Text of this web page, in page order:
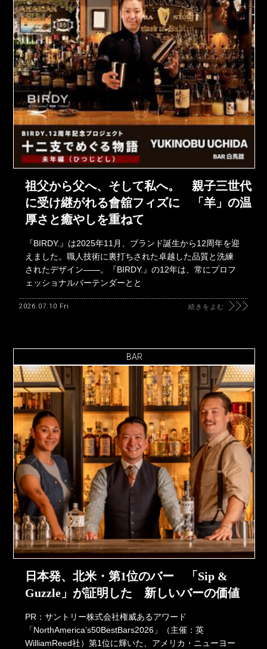
祖父から父へ、そして私へ。 親子三世代
に受け継がれる會舘フィズに 「羊」の温
厚さと癒やしを重ねて
『BIRDY.』は2025年11月、ブランド誕生から12周年を迎
えました。職人技術に裏打ちされた卓越した品質と洗練
されたデザイン――。『BIRDY.』の12年は、常にプロフ
ェッショナルバーテンダーとと
2026.07.10 Fri 続きをよむ
BAR
日本発、北米・第1位のバー 「Sip &
Guzzle」が証明した 新しいバーの価値
PR：サントリー株式会社権威あるアワード
「NorthAmerica’s50BestBars2026」（主催：英
WilliamReed社）第1位に輝いた、アメリカ・ニューヨー